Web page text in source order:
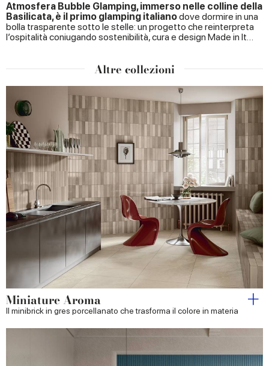
Atmosfera Bubble Glamping, immerso nelle colline della
Basilicata, è il primo glamping italianodove dormire in una
bolla trasparente sotto le stelle: un progetto che reinterpreta
l’ospitalità coniugando sostenibilità, cura e design Made in It…
Altre collezioni
Miniature Aroma
Il minibrick in gres porcellanato che trasforma il colore in materia